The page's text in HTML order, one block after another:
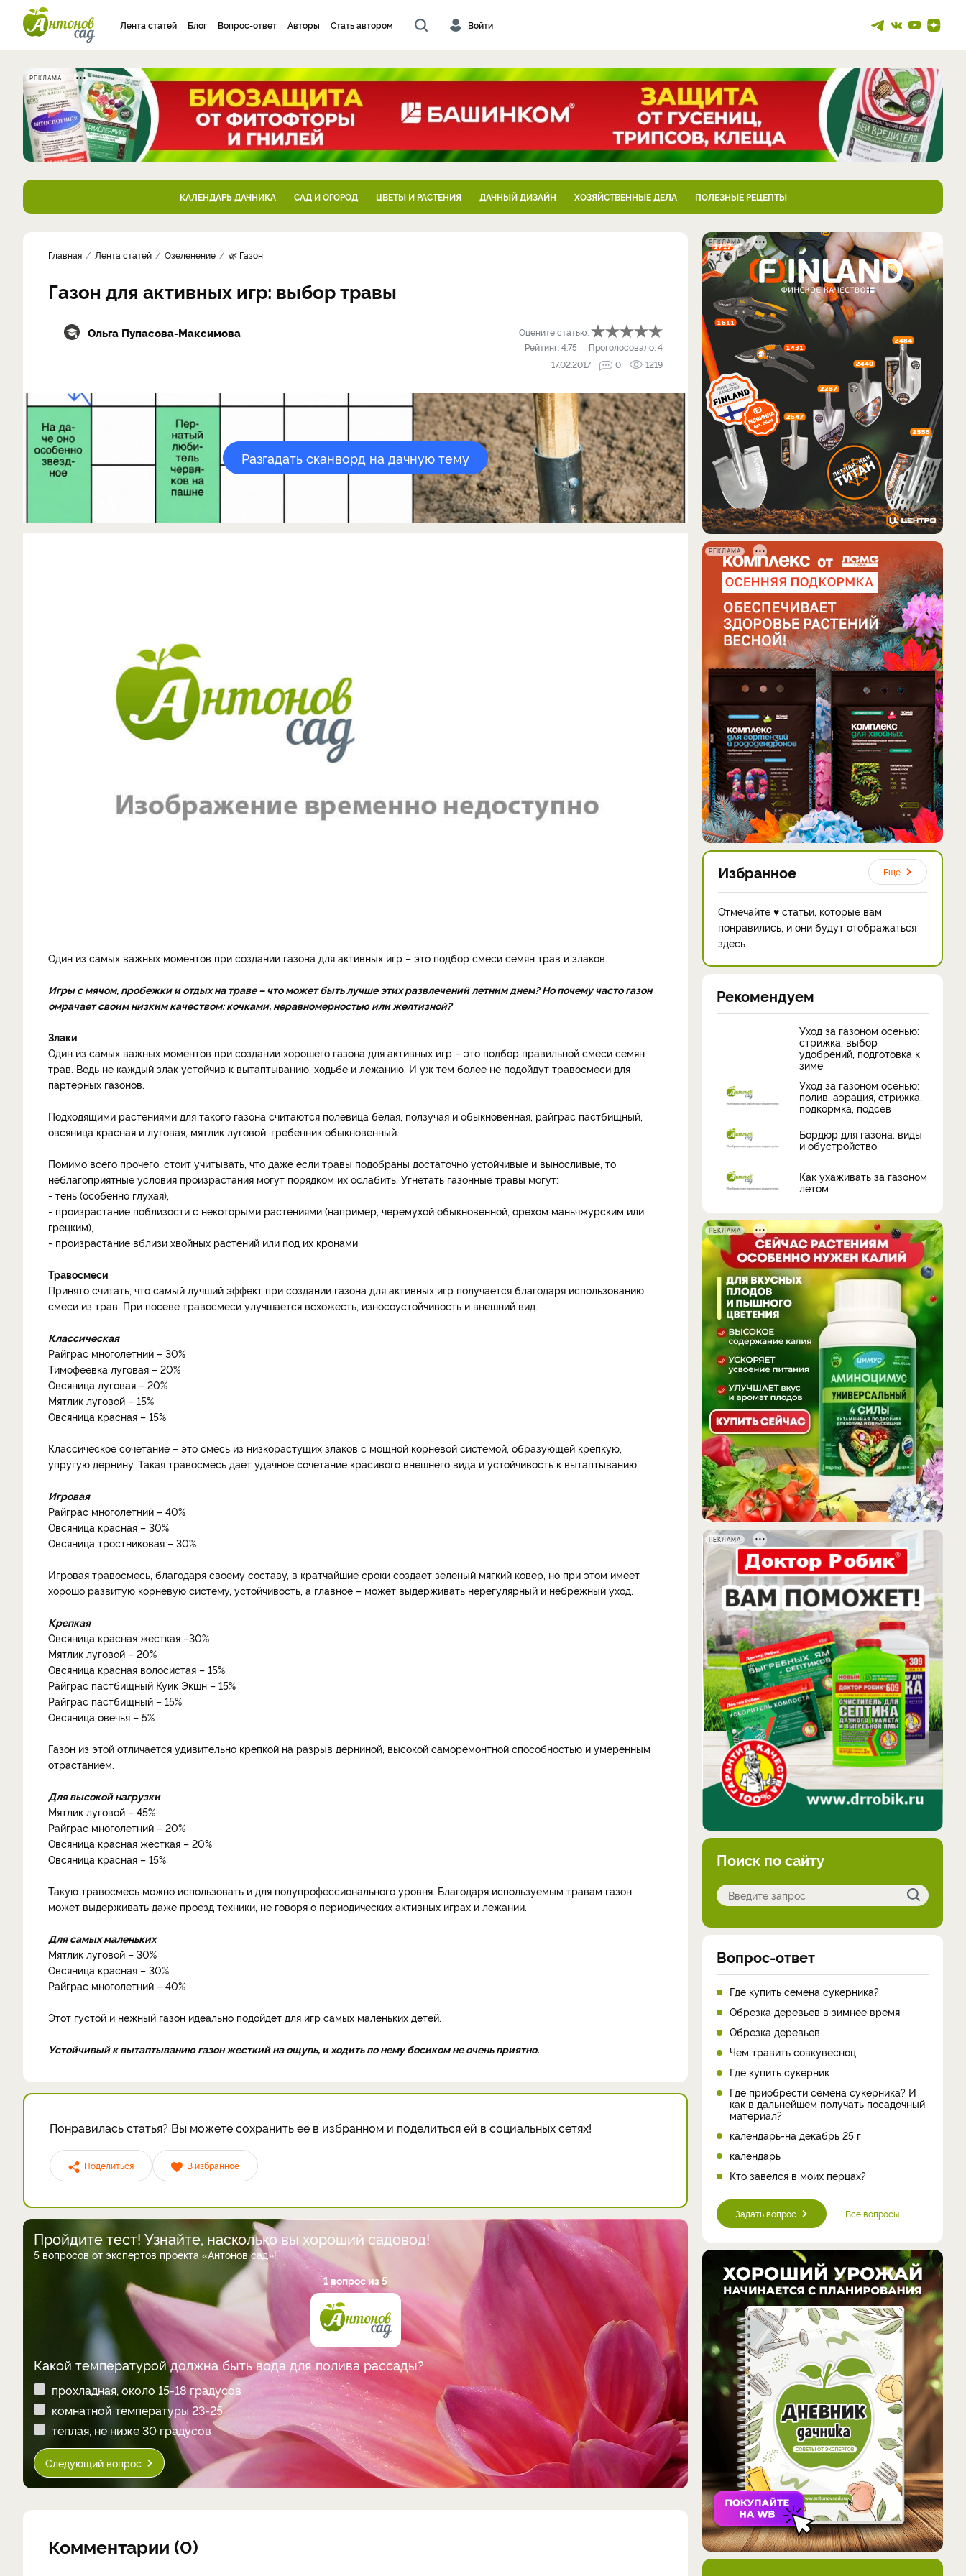
Лента статей Блог Вопрос-ответ Авторы Стать автором Войти
РЕКЛАМА
КАЛЕНДАРЬ ДАЧНИКА САД И ОГОРОД ЦВЕТЫ И РАСТЕНИЯ ДАЧНЫЙ ДИЗАЙН ХОЗЯЙСТВЕННЫЕ ДЕЛА ПОЛЕЗНЫЕ РЕЦЕПТЫ
Главная Лента статей Озеленение 🌿 Газон
Газон для активных игр: выбор травы
Ольга Пупасова-Максимова
Оцените статью:
Рейтинг:4.75 Проголосовало:4
17.02.2017
0 1219
Разгадать сканворд на дачную тему
Один из самых важных моментов при создании газона для активных игр – это подбор смеси семян трав и злаков.
Игры с мячом, пробежки и отдых на траве – что может быть лучше этих развлечений летним днем? Но почему часто газон
омрачает своим низким качеством: кочками, неравномерностью или желтизной?
Злаки
Один из самых важных моментов при создании хорошего газона для активных игр – это подбор правильной смеси семян
трав. Ведь не каждый злак устойчив к вытаптыванию, ходьбе и лежанию. И уж тем более не подойдут травосмеси для
партерных газонов.
Подходящими растениями для такого газона считаются полевица белая, ползучая и обыкновенная, райграс пастбищный,
овсяница красная и луговая, мятлик луговой, гребенник обыкновенный.
Помимо всего прочего, стоит учитывать, что даже если травы подобраны достаточно устойчивые и выносливые, то
неблагоприятные условия произрастания могут порядком их ослабить. Угнетать газонные травы могут:
- тень (особенно глухая),
- произрастание поблизости с некоторыми растениями (например, черемухой обыкновенной, орехом маньчжурским или
грецким),
- произрастание вблизи хвойных растений или под их кронами
Травосмеси
Принято считать, что самый лучший эффект при создании газона для активных игр получается благодаря использованию
смеси из трав. При посеве травосмеси улучшается всхожесть, износоустойчивость и внешний вид.
Классическая
Райграс многолетний – 30%
Тимофеевка луговая – 20%
Овсяница луговая – 20%
Мятлик луговой – 15%
Овсяница красная – 15%
Классическое сочетание – это смесь из низкорастущих злаков с мощной корневой системой, образующей крепкую,
упругую дернину. Такая травосмесь дает удачное сочетание красивого внешнего вида и устойчивость к вытаптыванию.
Игровая
Райграс многолетний – 40%
Овсяница красная – 30%
Овсяница тростниковая – 30%
Игровая травосмесь, благодаря своему составу, в кратчайшие сроки создает зеленый мягкий ковер, но при этом имеет
хорошо развитую корневую систему, устойчивость, а главное – может выдерживать нерегулярный и небрежный уход.
Крепкая
Овсяница красная жесткая –30%
Мятлик луговой – 20%
Овсяница красная волосистая – 15%
Райграс пастбищный Куик Экшн – 15%
Райграс пастбищный – 15%
Овсяница овечья – 5%
Газон из этой отличается удивительно крепкой на разрыв дерниной, высокой саморемонтной способностью и умеренным
отрастанием.
Для высокой нагрузки
Мятлик луговой – 45%
Райграс многолетний – 20%
Овсяница красная жесткая – 20%
Овсяница красная – 15%
Такую травосмесь можно использовать и для полупрофессионального уровня. Благодаря используемым травам газон
может выдерживать даже проезд техники, не говоря о периодических активных играх и лежании.
Для самых маленьких
Мятлик луговой – 30%
Овсяница красная – 30%
Райграс многолетний – 40%
Этот густой и нежный газон идеально подойдет для игр самых маленьких детей.
Устойчивый к вытаптыванию газон жесткий на ощупь, и ходить по нему босиком не очень приятно.
Понравилась статья? Вы можете сохранить ее в избранном и поделиться ей в социальных сетях!
Поделиться В избранное
Пройдите тест! Узнайте, насколько вы хороший садовод!
5 вопросов от экспертов проекта «Антонов сад»!
1 вопрос из 5
Какой температурой должна быть вода для полива рассады?
прохладная, около 15-18 градусов
комнатной температуры 23-25
теплая, не ниже 30 градусов
Следующий вопрос
Комментарии (0)
РЕКЛАМА
РЕКЛАМА
Избранное Еще
Отмечайте ♥ статьи, которые вам
понравились, и они будут отображаться
здесь
Рекомендуем
Уход за газоном осенью:
стрижка, выбор
удобрений, подготовка к
зиме
Уход за газоном осенью:
полив, аэрация, стрижка,
подкормка, подсев
Бордюр для газона: виды
и обустройство
Как ухаживать за газоном
летом
РЕКЛАМА
РЕКЛАМА
Поиск по сайту
Вопрос-ответ
Где купить семена сукерника?
Обрезка деревьев в зимнее время
Обрезка деревьев
Чем травить совкувесноц
Где купить сукерник
Где приобрести семена сукерника? И
как в дальнейшем получать посадочный
материал?
календарь-на декабрь 25 г
календарь
Кто завелся в моих перцах?
Задать вопрос Все вопросы